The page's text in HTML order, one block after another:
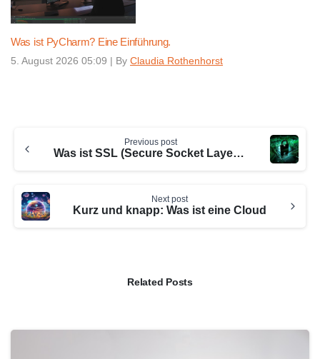
Was ist PyCharm? Eine Einführung.
5. August 2026 05:09 | By Claudia Rothenhorst
Reading
Previous post
Was ist SSL (Secure Socket Layer)?
Next post
Kurz und knapp: Was ist eine Cloud
Related Posts